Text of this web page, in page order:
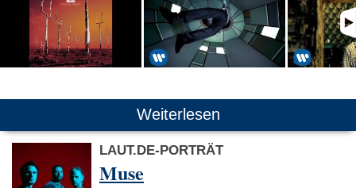
Weiterlesen
LAUT.DE-PORTRÄT
Muse